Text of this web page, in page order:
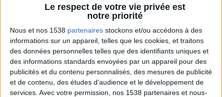
Le respect de votre vie privée est
notre priorité
Nous et nos 1538 partenaires stockons et/ou accédons à des
informations sur un appareil, telles que les cookies, et traitons
des données personnelles telles que des identifiants uniques et
des informations standards envoyées par un appareil pour des
publicités et du contenu personnalisés, des mesures de publicité
et de contenu, des études d'audience et le développement de
services. Avec votre permission, nos 1538 partenaires et nous-
booster. Et au vif du sujet, il abord les objectifs
smart de chacun/e.
Combien de kilos souhaitez-vous perdre ?
Moins de
De 5 à 10
Plus de